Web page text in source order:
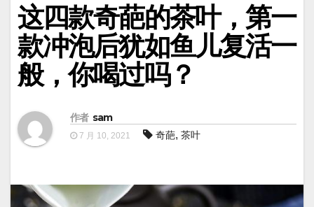
这四款奇葩的茶叶，第一
款冲泡后犹如鱼儿复活一
般，你喝过吗？
作者 sam
7 月 10, 2021 奇葩, 茶叶